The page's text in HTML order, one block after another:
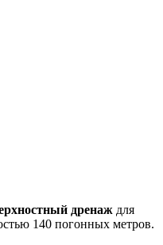
дренаж для
140 погонных метров.